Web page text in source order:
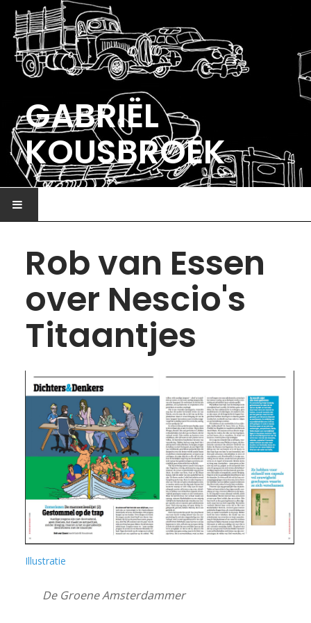
GABRIËL
KOUSBROEK
HOME
ILLUSTRATIE
STRIPS
VRIJ WERK
VIDEO
ANI
Rob van Essen
over Nescio's
Titaantjes
Illustratie
De Groene Amsterdammer